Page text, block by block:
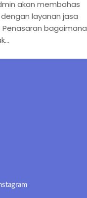
akan membahas
layanan jasa
bagaimana